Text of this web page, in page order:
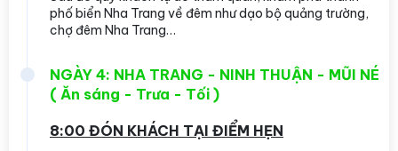
phố biển Nha Trang về đêm như dạo bộ quảng trường,
chợ đêm Nha Trang…
NGÀY 4: NHA TRANG - NINH THUẬN - MŨI NÉ
( Ăn sáng - Trưa - Tối )
8:00 ĐÓN KHÁCH TẠI ĐIỂM HẸN